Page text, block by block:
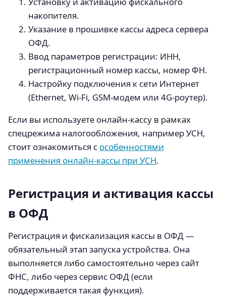
накопителя.
Указание в прошивке кассы адреса сервера
ОФД.
Ввод параметров регистрации: ИНН,
регистрационный номер кассы, номер ФН.
Настройку подключения к сети Интернет
(Ethernet, Wi-Fi, GSM-модем или 4G-роутер).
Если вы используете онлайн-кассу в рамках
спецрежима налогообложения, например УСН,
стоит ознакомиться с особенностями
применения онлайн-кассы при УСН.
Регистрация и активация кассы
в ОФД
Регистрация и фискализация кассы в ОФД —
обязательный этап запуска устройства. Она
выполняется либо самостоятельно через сайт
ФНС, либо через сервис ОФД (если
поддерживается такая функция).